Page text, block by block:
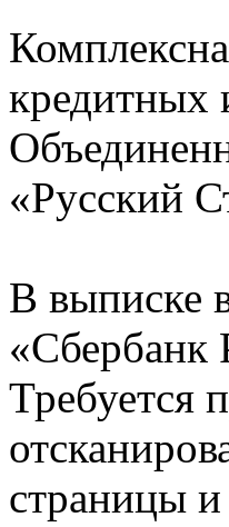
кредитных
«Русский
В выписке
«Сбербанк
Требуется
страницы